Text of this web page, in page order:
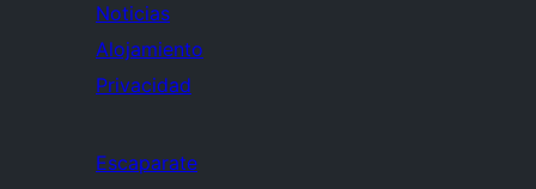
Noticias
Alojamiento
Privacidad
Escaparate